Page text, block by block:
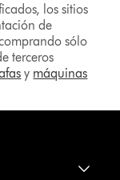
los sitios
de
sólo
terceros
y máquinas